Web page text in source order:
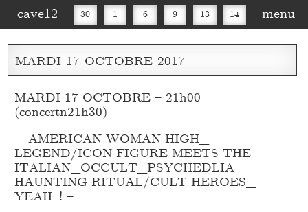
cave12 30 1 6 9 13 14
16 20 27 30
menu
MARDI 17 OCTOBRE 2017
MARDI 17 OCTOBRE – 21h00
(concertn21h30)
– AMERICAN WOMAN HIGH_
LEGEND/ICON FIGURE MEETS THE
ITALIAN_ OCCULT_PSYCHEDLIA
HAUNTING RITUAL/CULT HEROES_
YEAH ! –